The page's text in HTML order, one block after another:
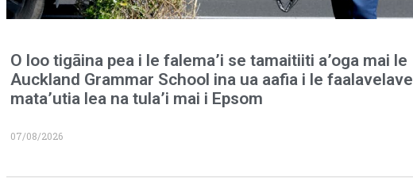
O loo tigāina pea i le falema’i se tamaitiiti a’oga mai le
Auckland Grammar School ina ua aafia i le faalavelave
mata’utia lea na tula’i mai i Epsom
07/08/2026